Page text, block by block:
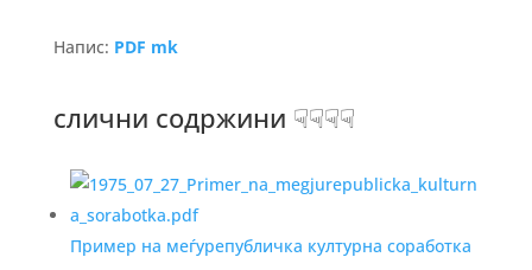
Напис: PDF mk
слични содржини ☟☟☟☟
Пример на меѓурепубличка културна соработка